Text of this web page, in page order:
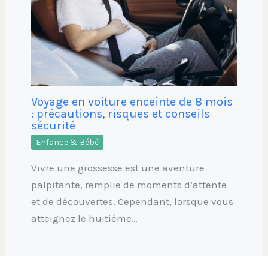
Voyage en voiture enceinte de 8 mois
: précautions, risques et conseils
sécurité
Enfance & Bébé
Vivre une grossesse est une aventure
palpitante, remplie de moments d’attente
et de découvertes. Cependant, lorsque vous
atteignez le huitième…